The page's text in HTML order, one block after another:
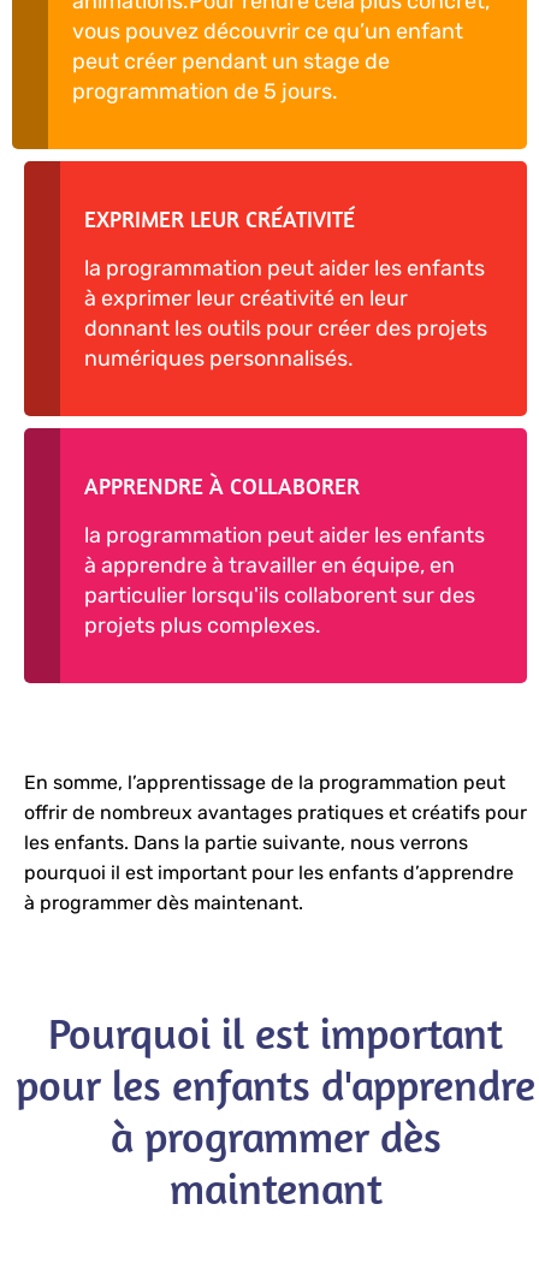
vous pouvez découvrir ce qu’un enfant
peut créer pendant un stage de
programmation de 5 jours.
EXPRIMER LEUR CRÉATIVITÉ
la programmation peut aider les enfants
à exprimer leur créativité en leur
donnant les outils pour créer des projets
numériques personnalisés.
APPRENDRE À COLLABORER
la programmation peut aider les enfants
à apprendre à travailler en équipe, en
particulier lorsqu'ils collaborent sur des
projets plus complexes.
En somme, l’apprentissage de la programmation peut
offrir de nombreux avantages pratiques et créatifs pour
les enfants. Dans la partie suivante, nous verrons
pourquoi il est important pour les enfants d’apprendre
à programmer dès maintenant.
Pourquoi il est important
pour les enfants d'apprendre
à programmer dès
maintenant